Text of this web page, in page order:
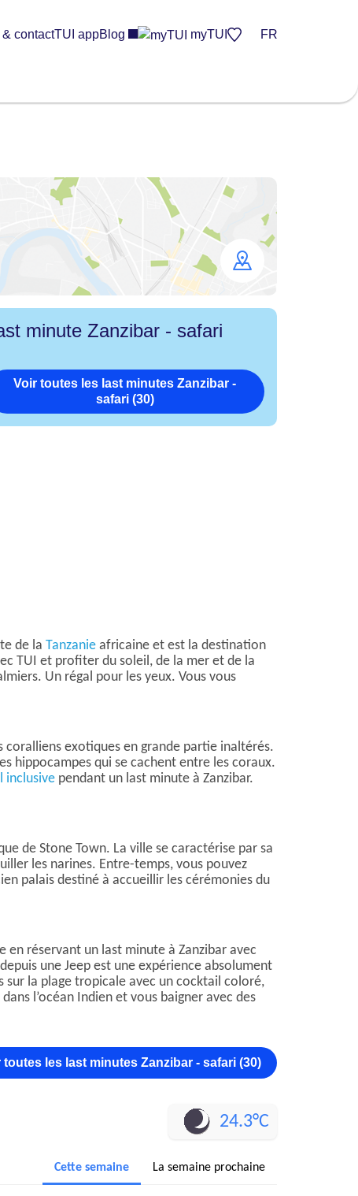
contactTUI appBlog myTUI FR
minute Zanzibar - safari
Voir toutes les last minutes Zanzibar -
safari (30)
de la Tanzanie africaine et est la destination
TUI et profiter du soleil, de la mer et de la
Un régal pour les yeux. Vous vous
coralliens exotiques en grande partie inaltérés.
hippocampes qui se cachent entre les coraux.
inclusive pendant un last minute à Zanzibar.
de Stone Town. La ville se caractérise par sa
les narines. Entre-temps, vous pouvez
palais destiné à accueillir les cérémonies du
en réservant un last minute à Zanzibar avec
une Jeep est une expérience absolument
sur la plage tropicale avec un cocktail coloré,
l’océan Indien et vous baigner avec des
toutes les last minutes Zanzibar - safari (30)
24.3°C
Cette semaine La semaine prochaine